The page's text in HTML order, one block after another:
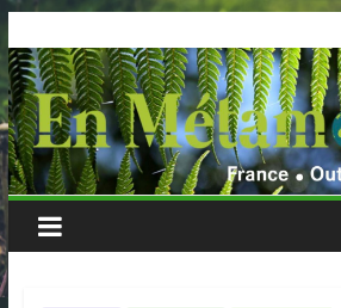
to
content